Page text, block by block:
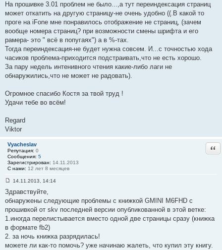
5
На прошивке 3.01 проблем не было...,а тут переиндексация страниц
может откатить на другую страницу-не очень удобно ((.В какой то
проге на iFone мне понравилось отображение не страниц, (зачем
вообще номера страниц? при возможности смены шрифта и его
рамера- это " всё в попугаях") а в %-тах.
Тогда переиндексация-не будет нужна совсем. И...с точностью хода
часиков проблема-приходится подстраивать,что не есть хорошо.
За пару недель интенивного чтения какие-либо лаги не
обнаружились,что не может не радовать).
Огромное спасибо Костя за твой труд !
Удачи тебе во всём!
Regard
Viktor
Vyacheslav
Репутация: 0
Сообщения: 5
Зарегистрирован: 14.11.2013
С нами: 12 лет 8 месяцев
о
о
б
щ
н
и
е
#
1
14.11.2013, 14:14
Здравствуйте,
обнаружены следующие проблемы с книжкой GMINI M6FHD с
прошивкой от skv последней версии опубликованной в этой ветке:
1.иногда перелистывается вместо одной две страницы сразу (книжка
в формате fb2)
2. за ночь книжка разрядилась!
можете ли как-то помочь? уже начинаю жалеть, что купил эту книгу.